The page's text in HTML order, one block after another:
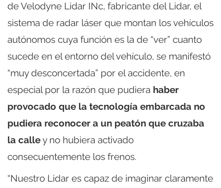
de Velodyne Lidar INc, fabricante del Lidar, el
sistema de radar láser que montan los vehículos
autónomos cuya función es la de “ver” cuanto
sucede en el entorno del vehículo, se manifestó
“muy desconcertada” por el accidente, en
especial por la razón que pudiera haber
provocado que la tecnología embarcada no
pudiera reconocer a un peatón que cruzaba
la calley no hubiera activado
consecuentemente los frenos.
“Nuestro Lidar es capaz de imaginar claramente